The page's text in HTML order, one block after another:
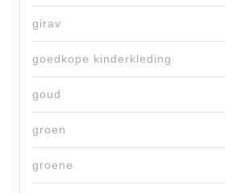
girav
goedkope kinderkleding
goud
groen
groene